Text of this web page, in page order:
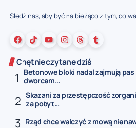
Śledź nas, aby być na bieżąco z tym, co
Chętnie czytane dziś
Betonowe bloki nadal zajmują
dworcem...
Skazani za przestępczość
za pobyt...
Rząd chce walczyć z mową